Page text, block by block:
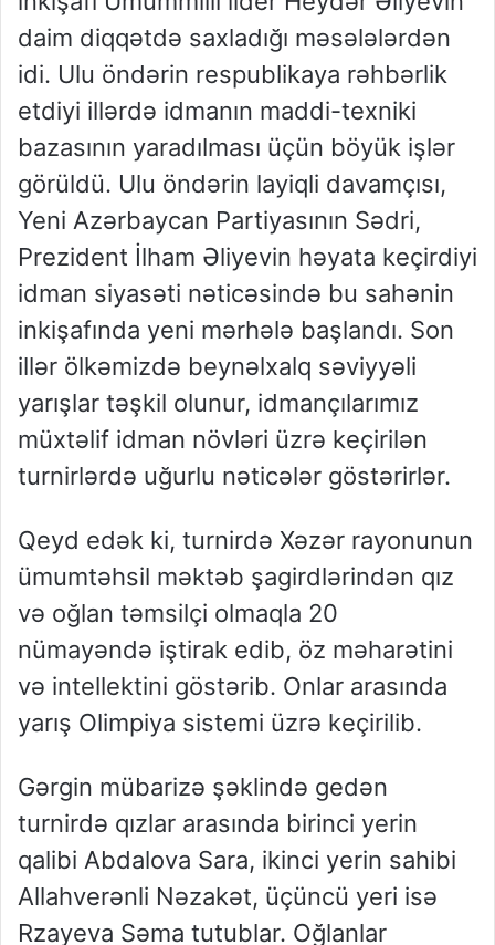
daim diqqətdə saxladığı məsələlərdən
idi. Ulu öndərin respublikaya rəhbərlik
etdiyi illərdə idmanın maddi-texniki
bazasının yaradılması üçün böyük işlər
görüldü. Ulu öndərin layiqli davamçısı,
Yeni Azərbaycan Partiyasının Sədri,
Prezident İlham Əliyevin həyata keçirdiyi
idman siyasəti nəticəsində bu sahənin
inkişafında yeni mərhələ başlandı. Son
illər ölkəmizdə beynəlxalq səviyyəli
yarışlar təşkil olunur, idmançılarımız
müxtəlif idman növləri üzrə keçirilən
turnirlərdə uğurlu nəticələr göstərirlər.
Qeyd edək ki, turnirdə Xəzər rayonunun
ümumtəhsil məktəb şagirdlərindən qız
və oğlan təmsilçi olmaqla 20
nümayəndə iştirak edib, öz məharətini
və intellektini göstərib. Onlar arasında
yarış Olimpiya sistemi üzrə keçirilib.
Gərgin mübarizə şəklində gedən
turnirdə qızlar arasında birinci yerin
qalibi Abdalova Sara, ikinci yerin sahibi
Allahverənli Nəzakət, üçüncü yeri isə
Rzayeva Səma tutublar. Oğlanlar